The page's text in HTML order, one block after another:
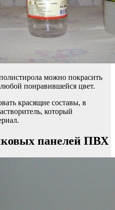
можно покрасить
понравившейся цвет.
красящие составы, в
который
панелей ПВХ